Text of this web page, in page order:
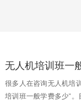
很多人在咨询无人机培
培训班一般学费多少”